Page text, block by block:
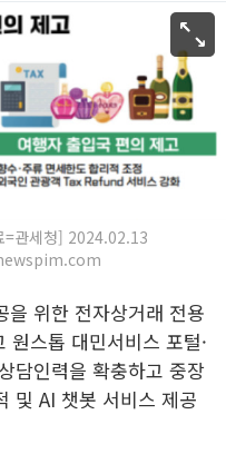
=관세청] 2024.02.13
을 위한 전자상거래 전용
스톱 대민서비스 포털·
담인력을 확충하고 중장
및 AI 챗봇 서비스 제공